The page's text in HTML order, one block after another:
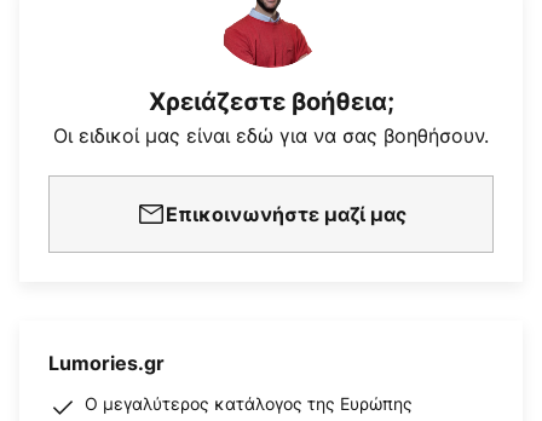
Χρειάζεστε βοήθεια;
Οι ειδικοί μας είναι εδώ για να σας βοηθήσουν.
Επικοινωνήστε μαζί μας
Lumories.gr
Ο μεγαλύτερος κατάλογος της Ευρώπης